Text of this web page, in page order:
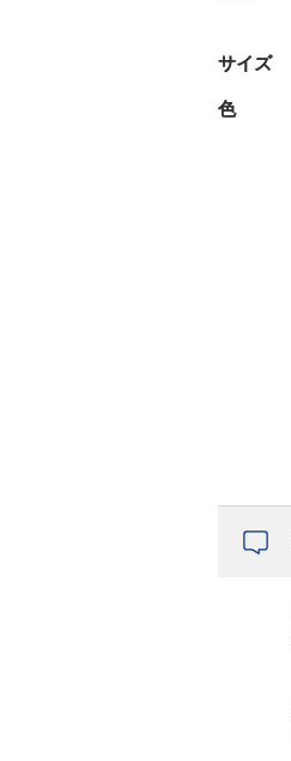
サイズ
色